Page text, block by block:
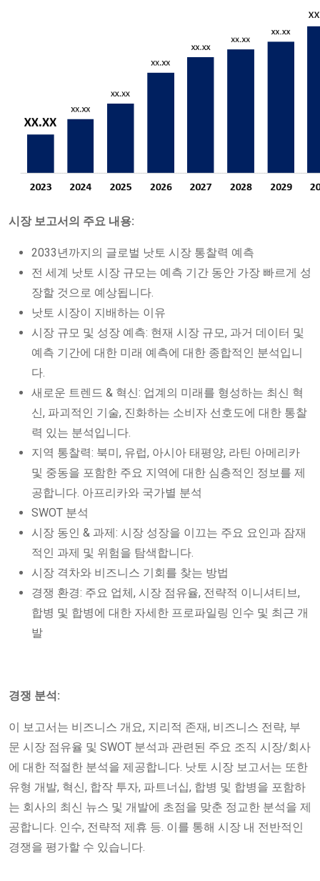
시장 보고서의 주요 내용:
2033년까지의 글로벌 낫토 시장 통찰력 예측
전 세계 낫토 시장 규모는 예측 기간 동안 가장 빠르게 성
장할 것으로 예상됩니다.
낫토 시장이 지배하는 이유
시장 규모 및 성장 예측: 현재 시장 규모, 과거 데이터 및
예측 기간에 대한 미래 예측에 대한 종합적인 분석입니
다.
새로운 트렌드 & 혁신: 업계의 미래를 형성하는 최신 혁
신, 파괴적인 기술, 진화하는 소비자 선호도에 대한 통찰
력 있는 분석입니다.
지역 통찰력: 북미, 유럽, 아시아 태평양, 라틴 아메리카
및 중동을 포함한 주요 지역에 대한 심층적인 정보를 제
공합니다. 아프리카와 국가별 분석
SWOT 분석
시장 동인 & 과제: 시장 성장을 이끄는 주요 요인과 잠재
적인 과제 및 위험을 탐색합니다.
시장 격차와 비즈니스 기회를 찾는 방법
경쟁 환경: 주요 업체, 시장 점유율, 전략적 이니셔티브,
합병 및 합병에 대한 자세한 프로파일링 인수 및 최근 개
발
경쟁 분석:
이 보고서는 비즈니스 개요, 지리적 존재, 비즈니스 전략, 부
문 시장 점유율 및 SWOT 분석과 관련된 주요 조직 시장/회사
에 대한 적절한 분석을 제공합니다. 낫토 시장 보고서는 또한
유형 개발, 혁신, 합작 투자, 파트너십, 합병 및 합병을 포함하
는 회사의 최신 뉴스 및 개발에 초점을 맞춘 정교한 분석을 제
공합니다. 인수, 전략적 제휴 등. 이를 통해 시장 내 전반적인
경쟁을 평가할 수 있습니다.